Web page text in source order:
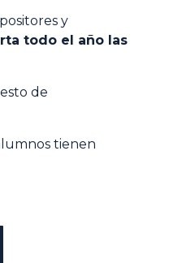
y
todo el año las
de
tienen